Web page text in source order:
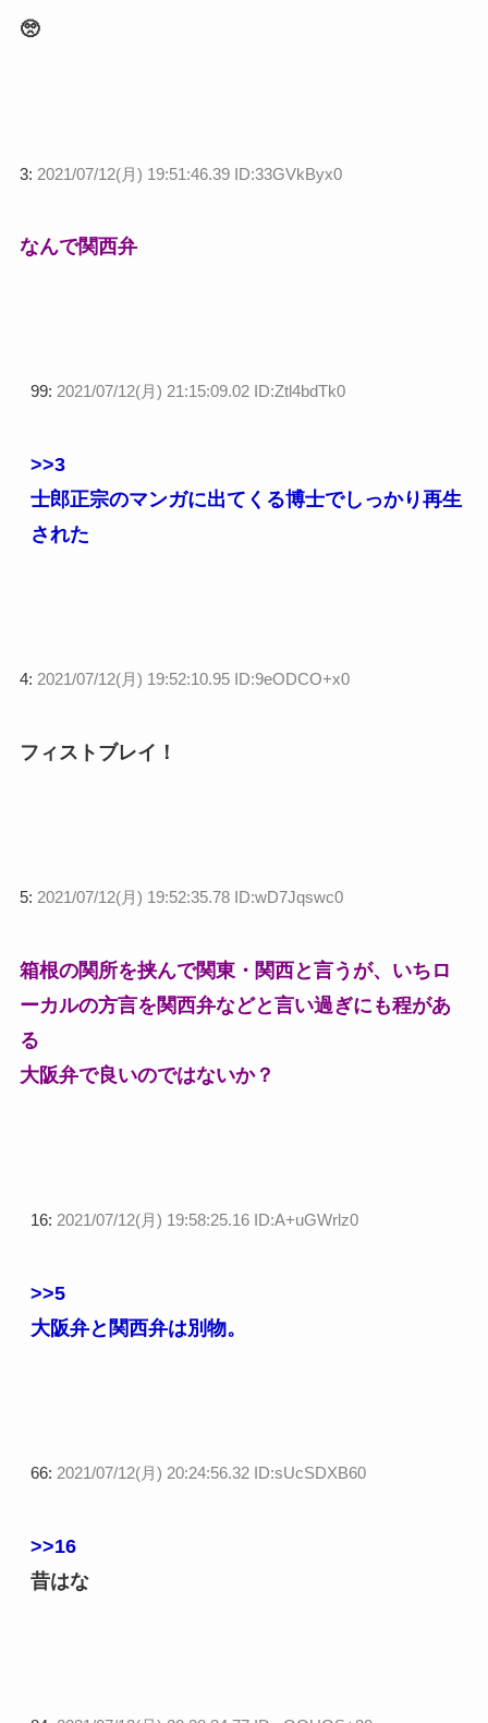
🥺
3: 2021/07/12(月) 19:51:46.39 ID:33GVkByx0
なんで関西弁
99: 2021/07/12(月) 21:15:09.02 ID:Ztl4bdTk0
>>3
士郎正宗のマンガに出てくる博士でしっかり再生
された
4: 2021/07/12(月) 19:52:10.95 ID:9eODCO+x0
フィストブレイ！
5: 2021/07/12(月) 19:52:35.78 ID:wD7Jqswc0
箱根の関所を挟んで関東・関西と言うが、いちロ
ーカルの方言を関西弁などと言い過ぎにも程があ
る
大阪弁で良いのではないか？
16: 2021/07/12(月) 19:58:25.16 ID:A+uGWrlz0
>>5
大阪弁と関西弁は別物。
66: 2021/07/12(月) 20:24:56.32 ID:sUcSDXB60
>>16
昔はな